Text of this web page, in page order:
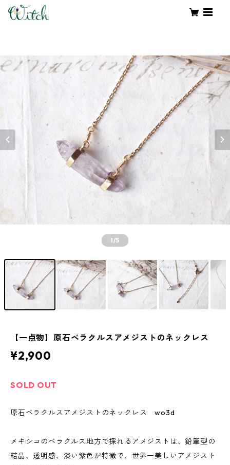
1/5
【一点物】原石ベラクルスアメジストのネックレス
¥2,900
SOLD OUT
原石ベラクルスアメジストのネックレス wo3d
メキシコのベラクルス地方で採れるアメジストは、鉛筆型の
結晶、透明感、淡い紫色が特徴で、世界一美しいアメジスト